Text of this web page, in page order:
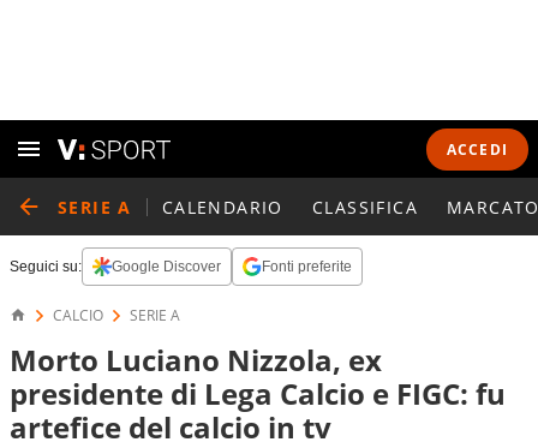
ACCEDI
SERIE A CALENDARIO CLASSIFICA
Seguici su: Google Discover Fonti preferite
CALCIO SERIE A
Morto Luciano Nizzola, ex
presidente di Lega Calcio e FIGC: fu
artefice del calcio in tv